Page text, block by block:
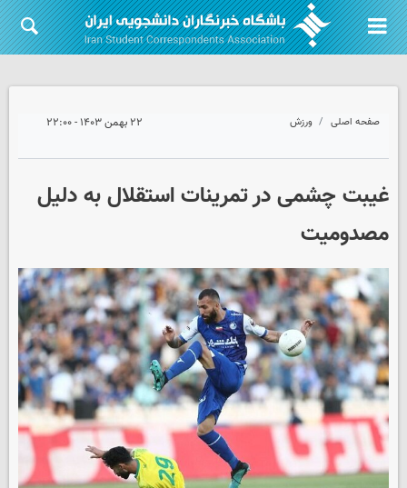
صفحه اصلی ورزش ۲۲ بهمن ۱۴۰۳ - ۲۲:۰۰
غیبت چشمی در تمرینات استقلال به دلیل
مصدومیت